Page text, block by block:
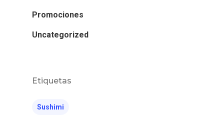
Promociones
Uncategorized
Etiquetas
Sushimi